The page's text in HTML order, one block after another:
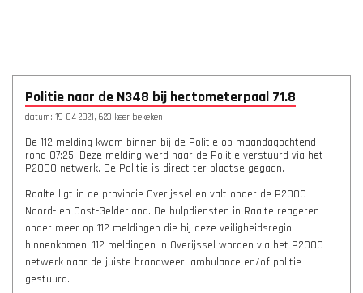
Politie naar de N348 bij hectometerpaal 71.8
datum: 19-04-2021, 623 keer bekeken.
De 112 melding kwam binnen bij de Politie op maandagochtend
rond 07:25. Deze melding werd naar de Politie verstuurd via het
P2000 netwerk. De Politie is direct ter plaatse gegaan.
Raalte ligt in de provincie Overijssel en valt onder de P2000
Noord- en Oost-Gelderland. De hulpdiensten in Raalte reageren
onder meer op 112 meldingen die bij deze veiligheidsregio
binnenkomen. 112 meldingen in Overijssel worden via het P2000
netwerk naar de juiste brandweer, ambulance en/of politie
gestuurd.